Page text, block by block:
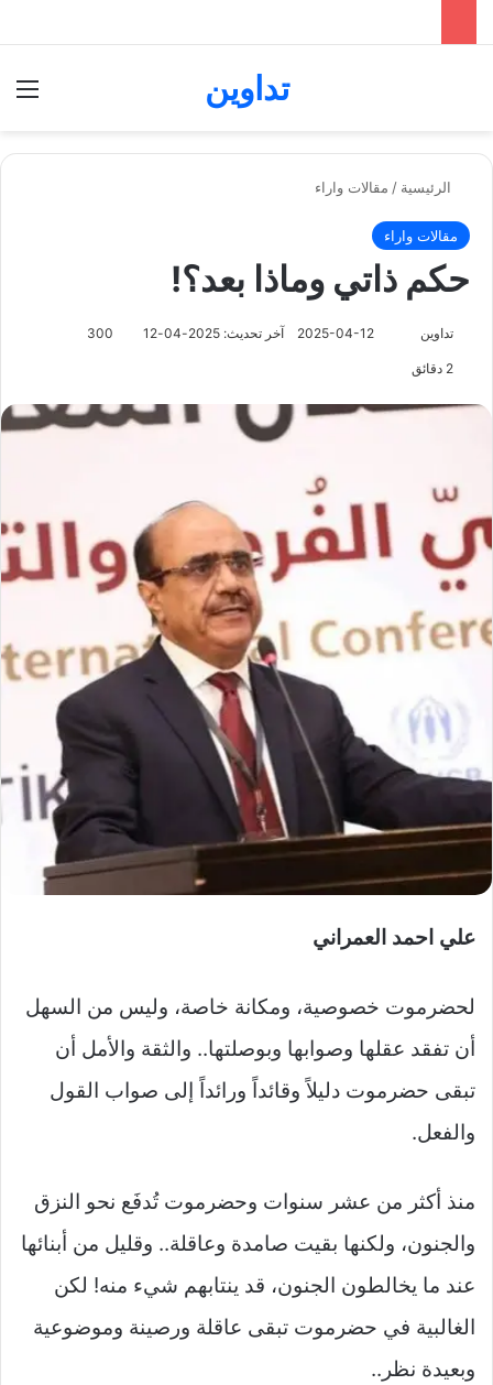
تداوين
الرئيسية / مقالات واراء
مقالات واراء
حكم ذاتي وماذا بعد؟!
تداوين 2025-04-12 آخر تحديث: 2025-04-12 300
علي احمد العمراني
لحضرموت خصوصية، ومكانة خاصة، وليس من السهل
أن تفقد عقلها وصوابها وبوصلتها.. والثقة والأمل أن
تبقى حضرموت دليلاً وقائداً ورائداً إلى صواب القول
والفعل.
منذ أكثر من عشر سنوات وحضرموت تُدفَع نحو النزق
والجنون، ولكنها بقيت صامدة وعاقلة.. وقليل من أبنائها
عند ما يخالطون الجنون، قد ينتابهم شيء منه! لكن
الغالبية في حضرموت تبقى عاقلة ورصينة وموضوعية
وبعيدة نظر..